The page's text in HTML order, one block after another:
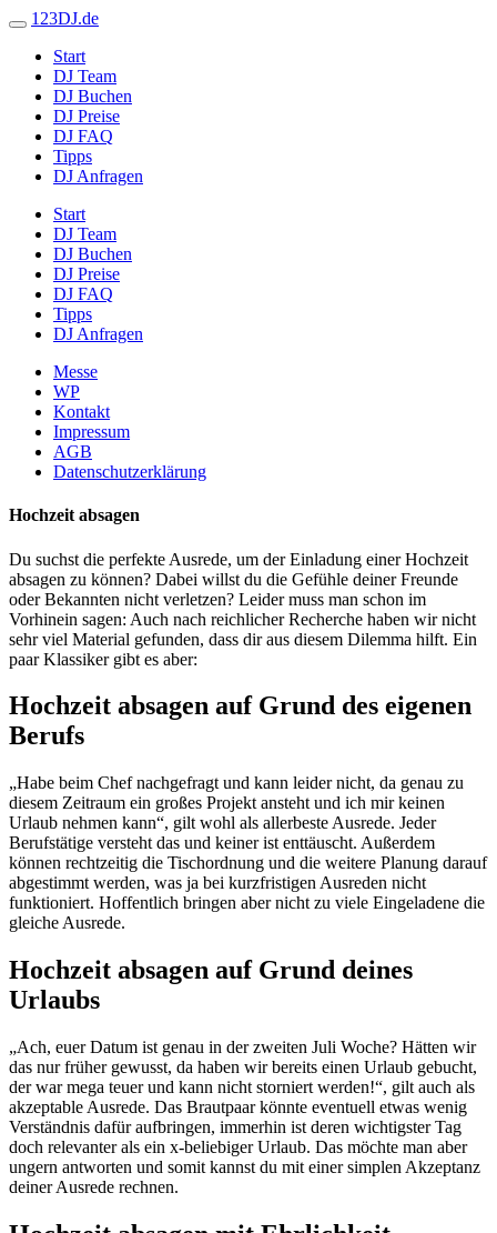
123DJ.de
Start
DJ Team
DJ Buchen
DJ Preise
DJ FAQ
Tipps
DJ Anfragen
Start
DJ Team
DJ Buchen
DJ Preise
DJ FAQ
Tipps
DJ Anfragen
Messe
WP
Kontakt
Impressum
AGB
Datenschutzerklärung
Hochzeit absagen
Du suchst die perfekte Ausrede, um der Einladung einer Hochzeit
absagen zu können? Dabei willst du die Gefühle deiner Freunde
oder Bekannten nicht verletzen? Leider muss man schon im
Vorhinein sagen: Auch nach reichlicher Recherche haben wir nicht
sehr viel Material gefunden, dass dir aus diesem Dilemma hilft. Ein
paar Klassiker gibt es aber:
Hochzeit absagen auf Grund des eigenen
Berufs
„Habe beim Chef nachgefragt und kann leider nicht, da genau zu
diesem Zeitraum ein großes Projekt ansteht und ich mir keinen
Urlaub nehmen kann“, gilt wohl als allerbeste Ausrede. Jeder
Berufstätige versteht das und keiner ist enttäuscht. Außerdem
können rechtzeitig die Tischordnung und die weitere Planung darauf
abgestimmt werden, was ja bei kurzfristigen Ausreden nicht
funktioniert. Hoffentlich bringen aber nicht zu viele Eingeladene die
gleiche Ausrede.
Hochzeit absagen auf Grund deines
Urlaubs
„Ach, euer Datum ist genau in der zweiten Juli Woche? Hätten wir
das nur früher gewusst, da haben wir bereits einen Urlaub gebucht,
der war mega teuer und kann nicht storniert werden!“, gilt auch als
akzeptable Ausrede. Das Brautpaar könnte eventuell etwas wenig
Verständnis dafür aufbringen, immerhin ist deren wichtigster Tag
doch relevanter als ein x-beliebiger Urlaub. Das möchte man aber
ungern antworten und somit kannst du mit einer simplen Akzeptanz
deiner Ausrede rechnen.